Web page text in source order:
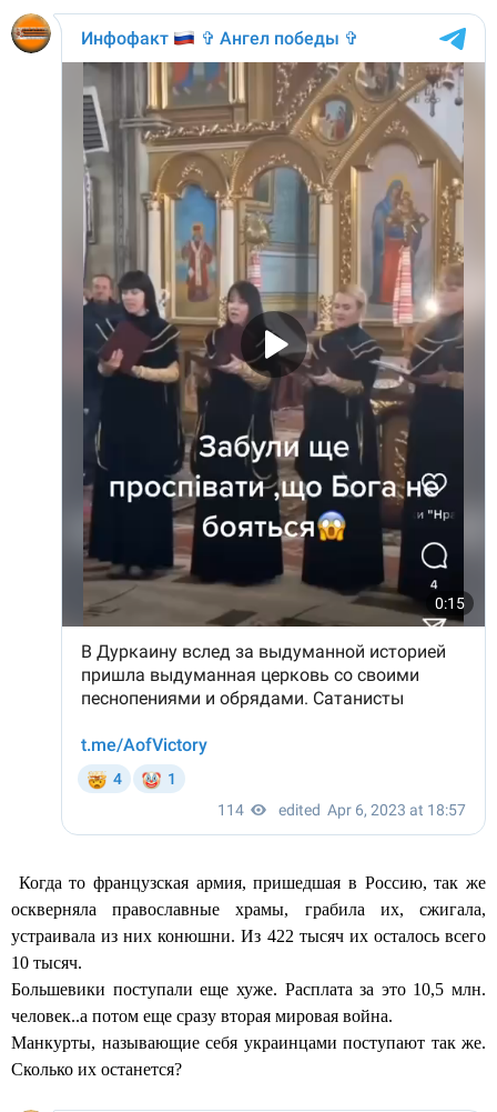
Когда то французская армия, пришедшая в Россию, так же
оскверняла православные храмы, грабила их, сжигала,
устраивала из них конюшни. Из 422 тысяч их осталось всего
10 тысяч.
Большевики поступали еще хуже. Расплата за это 10,5 млн.
человек..а потом еще сразу вторая мировая война.
Манкурты, называющие себя украинцами поступают так же.
Сколько их останется?